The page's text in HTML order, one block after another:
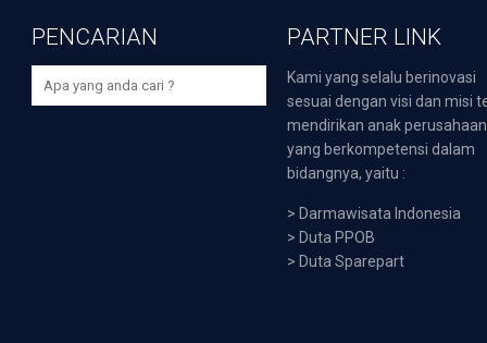
PENCARIAN PARTNER LINK
Kami yang selalu berinovasi
sesuai dengan visi dan misi
mendirikan anak perusahaan
yang berkompetensi dalam
bidangnya, yaitu :
> Darmawisata Indonesia
> Duta PPOB
> Duta Sparepart